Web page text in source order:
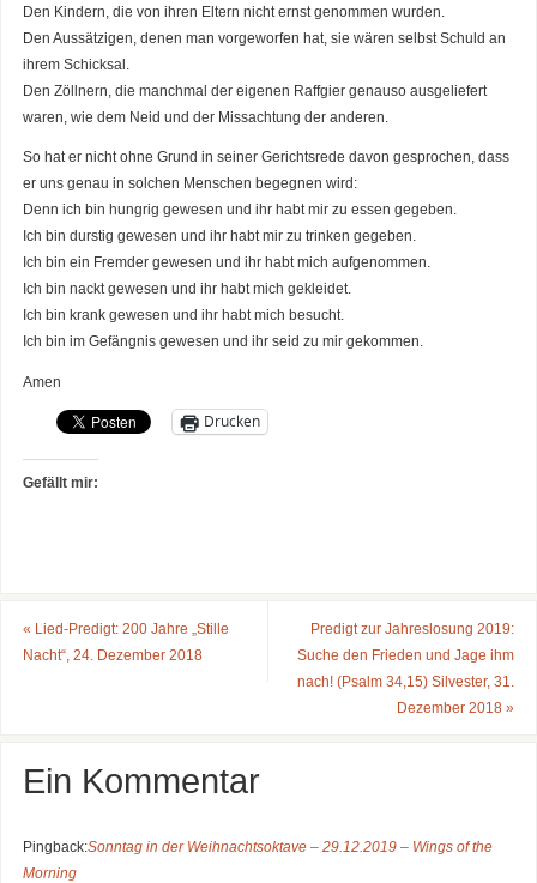
Den Kindern, die von ihren Eltern nicht ernst genommen wurden.
Den Aussätzigen, denen man vorgeworfen hat, sie wären selbst Schuld an
ihrem Schicksal.
Den Zöllnern, die manchmal der eigenen Raffgier genauso ausgeliefert
waren, wie dem Neid und der Missachtung der anderen.
So hat er nicht ohne Grund in seiner Gerichtsrede davon gesprochen, dass
er uns genau in solchen Menschen begegnen wird:
Denn ich bin hungrig gewesen und ihr habt mir zu essen gegeben.
Ich bin durstig gewesen und ihr habt mir zu trinken gegeben.
Ich bin ein Fremder gewesen und ihr habt mich aufgenommen.
Ich bin nackt gewesen und ihr habt mich gekleidet.
Ich bin krank gewesen und ihr habt mich besucht.
Ich bin im Gefängnis gewesen und ihr seid zu mir gekommen.
Amen
Drucken
Gefällt mir:
« Lied-Predigt: 200 Jahre „Stille
Nacht“, 24. Dezember 2018
Predigt zur Jahreslosung 2019:
Suche den Frieden und Jage ihm
nach! (Psalm 34,15) Silvester, 31.
Dezember 2018»
Ein Kommentar
Pingback:Sonntag in der Weihnachtsoktave – 29.12.2019 – Wings of the
Morning